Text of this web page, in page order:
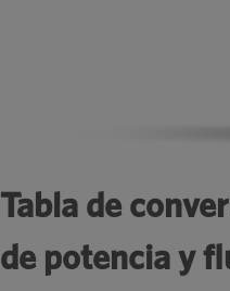
Tabla de
de potencia y